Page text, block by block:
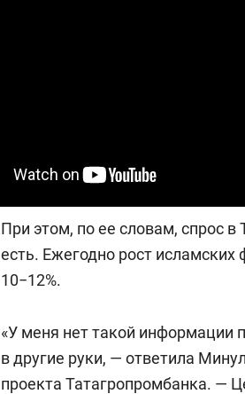
При этом, по ее словам, спрос в
есть. Ежегодно рост исламских
10−12%.
«У меня нет такой информации
в другие руки, — ответила
проекта Татагропромбанка. —